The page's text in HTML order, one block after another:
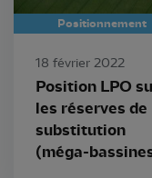
Positionnement
18 février 2022
Position LPO
les réserves de
substitution
(méga-